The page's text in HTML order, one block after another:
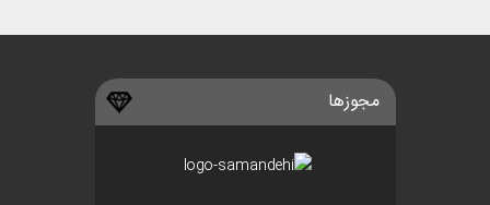
مجوزها